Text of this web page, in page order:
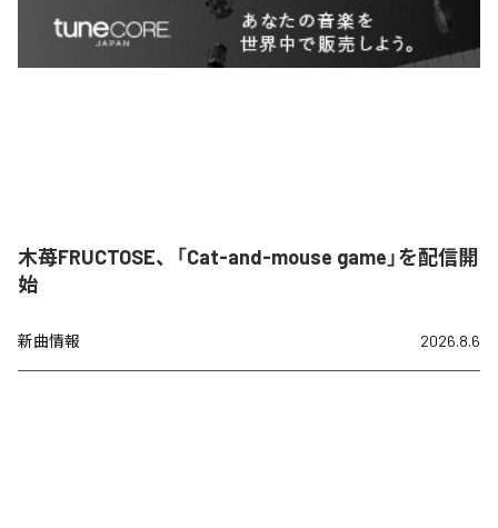
木苺FRUCTOSE、「Cat-and-mouse game」を配信開
始
新曲情報 2026.8.6